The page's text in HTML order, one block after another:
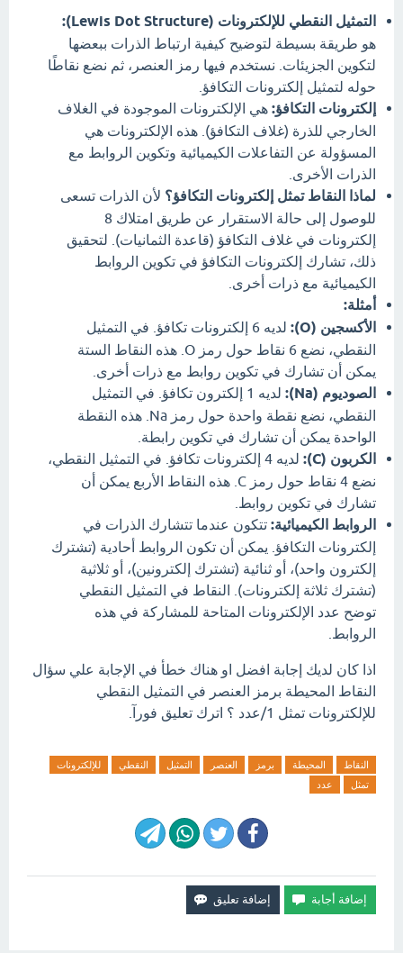
التمثيل النقطي للإلكترونات (Lewis Dot Structure):
هو طريقة بسيطة لتوضيح كيفية ارتباط الذرات ببعضها
لتكوين الجزيئات. نستخدم فيها رمز العنصر، ثم نضع نقاطًا
حوله لتمثيل إلكترونات التكافؤ.
إلكترونات التكافؤ: هي الإلكترونات الموجودة في الغلاف
الخارجي للذرة (غلاف التكافؤ). هذه الإلكترونات هي
المسؤولة عن التفاعلات الكيميائية وتكوين الروابط مع
الذرات الأخرى.
لماذا النقاط تمثل إلكترونات التكافؤ؟ لأن الذرات تسعى
للوصول إلى حالة الاستقرار عن طريق امتلاك 8
إلكترونات في غلاف التكافؤ (قاعدة الثمانيات). لتحقيق
ذلك، تشارك إلكترونات التكافؤ في تكوين الروابط
الكيميائية مع ذرات أخرى.
أمثلة:
الأكسجين (O):
لديه 6 إلكترونات تكافؤ. في التمثيل
النقطي، نضع 6 نقاط حول رمز O. هذه النقاط الستة
يمكن أن تشارك في تكوين روابط مع ذرات أخرى.
الصوديوم (Na):
لديه 1 إلكترون تكافؤ. في التمثيل
النقطي، نضع نقطة واحدة حول رمز Na. هذه النقطة
الواحدة يمكن أن تشارك في تكوين رابطة.
الكربون (C):
لديه 4 إلكترونات تكافؤ. في التمثيل النقطي،
نضع 4 نقاط حول رمز C. هذه النقاط الأربع يمكن أن
تشارك في تكوين روابط.
الروابط الكيميائية: تتكون عندما تتشارك الذرات في
إلكترونات التكافؤ. يمكن أن تكون الروابط أحادية (تشترك
إلكترون واحد)، أو ثنائية (تشترك إلكترونين)، أو ثلاثية
(تشترك ثلاثة إلكترونات). النقاط في التمثيل النقطي
توضح عدد الإلكترونات المتاحة للمشاركة في هذه
الروابط.
اذا كان لديك إجابة افضل او هناك خطأ في الإجابة علي سؤال
النقاط المحيطة برمز العنصر في التمثيل النقطي
للإلكترونات تمثل 1/عدد ؟ اترك تعليق فورآ.
النقاط المحيطة برمز العنصر التمثيل النقطي
للإلكترونات
تمثل
عدد